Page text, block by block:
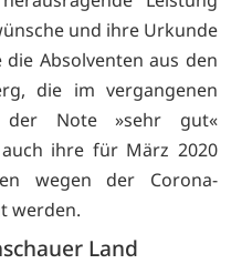
und ihre Urkunde
Absolventen aus den
die im vergangenen
Note »sehr gut«
ihre für März 2020
wegen der Corona-
werden.
Land